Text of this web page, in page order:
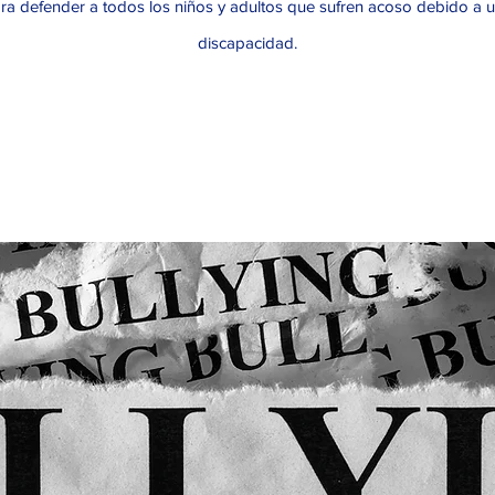
defender a todos los niños y adultos que sufren acoso debido a
discapacidad.